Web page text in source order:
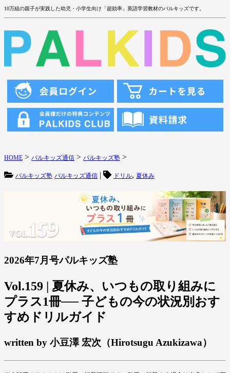
10万組の親子が実践した幼児・小学生向け「超効率」英語学習教材のパルキッズです。
HOME > パルキッズ通信 > パルキッズ塾 >
パルキッズ塾 パルキッズ通信 | ドリル, 夏休み
2026年7月号パルキッズ塾
Vol.159 | 夏休み、いつもの取り組みに
プラス1冊── 子どもの今の状況別おす
すめドリルガイド
written by 小豆澤 宏次（Hirotsugu Azukizawa）